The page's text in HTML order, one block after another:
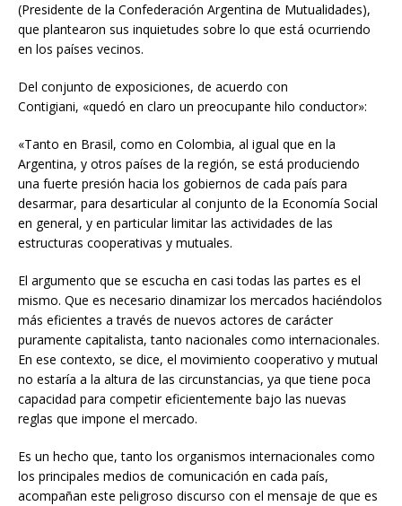
(Presidente de la Confederación Argentina de Mutualidades),
que plantearon sus inquietudes sobre lo que está ocurriendo
en los países vecinos.
Del conjunto de exposiciones, de acuerdo con
Contigiani, «quedó en claro un preocupante hilo conductor»:
«Tanto en Brasil, como en Colombia, al igual que en la
Argentina, y otros países de la región, se está produciendo
una fuerte presión hacia los gobiernos de cada país para
desarmar, para desarticular al conjunto de la Economía Social
en general, y en particular limitar las actividades de las
estructuras cooperativas y mutuales.
El argumento que se escucha en casi todas las partes es el
mismo. Que es necesario dinamizar los mercados haciéndolos
más eficientes a través de nuevos actores de carácter
puramente capitalista, tanto nacionales como internacionales.
En ese contexto, se dice, el movimiento cooperativo y mutual
no estaría a la altura de las circunstancias, ya que tiene poca
capacidad para competir eficientemente bajo las nuevas
reglas que impone el mercado.
Es un hecho que, tanto los organismos internacionales como
los principales medios de comunicación en cada país,
acompañan este peligroso discurso con el mensaje de que es